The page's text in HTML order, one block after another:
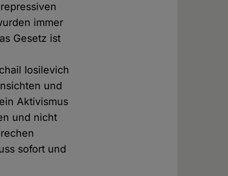
immer
Gesetz ist
Iosilevich
und
Aktivismus
und nicht
sofort und